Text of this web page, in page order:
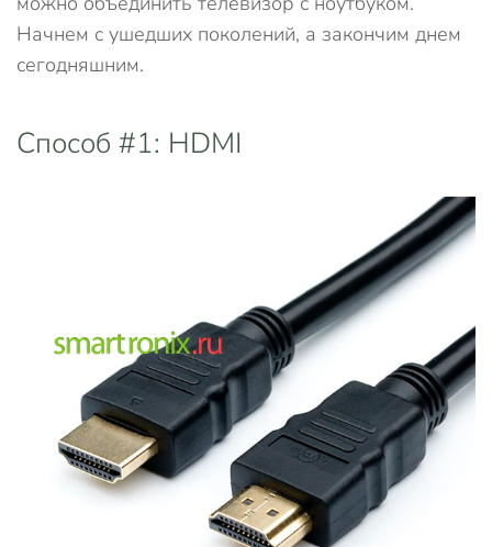
Начнем с ушедших поколений, а закончим днем
сегодняшним.
Способ #1: HDMI